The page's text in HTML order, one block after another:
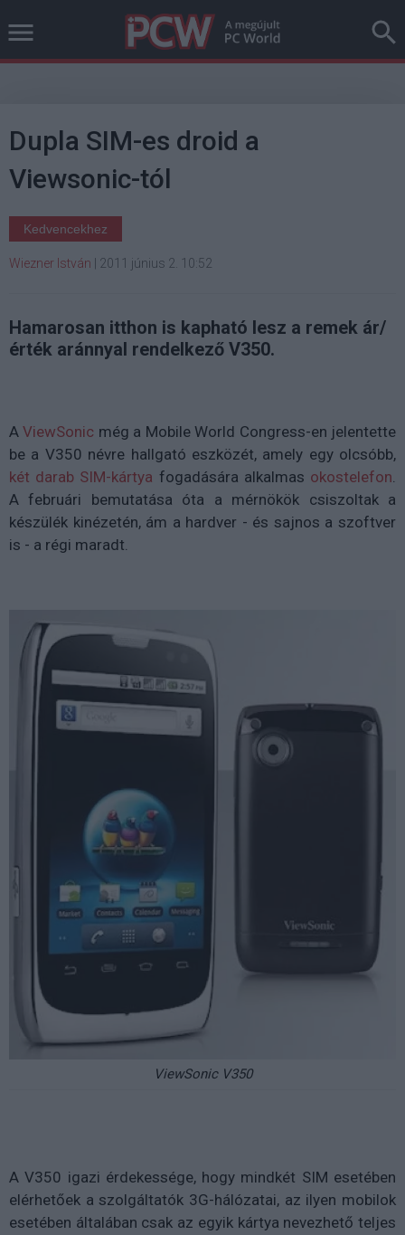
Dupla SIM-es droid a
Viewsonic-tól
Kedvencekhez
Wiezner István 2011 június 2. 10:52
Hamarosan itthon is kapható lesz a remek ár/
érték aránnyal rendelkező V350.
AViewSonic még a Mobile World Congress-en jelentette
be a V350 névre hallgató eszközét, amely egy olcsóbb,
két darab SIM-kártya fogadására alkalmas okostelefon.
A februári bemutatása óta a mérnökök csiszoltak a
készülék kinézetén, ám a hardver - és sajnos a szoftver
is - a régi maradt.
ViewSonic V350
A V350 igazi érdekessége, hogy mindkét SIM esetében
elérhetőek a szolgáltatók 3G-hálózatai, az ilyen mobilok
esetében általában csak az egyik kártya nevezhető teljes